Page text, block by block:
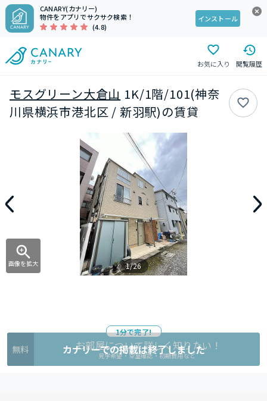
CANARY(カナリー)
物件をアプリでサクサク検索！
(4.8)
インストール
お気に入り 閲覧履歴
モスグリーン大倉山 1K/1階/101(神奈
川県横浜市港北区 / 新羽駅)の賃貸
画像を拡大 1/26
1分で完了!
無料 お部屋について詳しく知りたい !
見学希望・空室確認・初期費用など
カナリーでの掲載は終了しました